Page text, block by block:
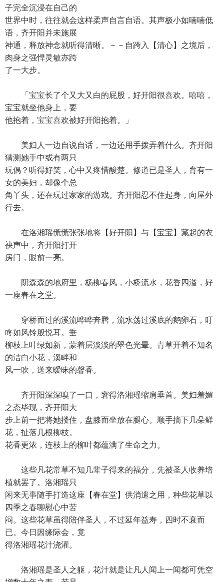
子完全沉浸在自己的
世界中时，往往就会这样柔声自言自语。其声极小如喃喃低
语，齐开阳并未施展
神通，释放神念就听得清晰。－－自跨入【清心】之境后，
肉身之强悍灵敏亦跨
了一大步。
「宝宝长了个又大又白的屁股，好开阳很喜欢。嘻嘻，
宝宝就坐他身上，要
他抱着，宝宝喜欢被好开阳抱着。」
美妇人一边自说自话，一边还用手拨弄着什么。齐开阳
猜测她手中或有两只
玩偶？听得好笑，心中又疼惜酸楚。修道已是圣人，育有一
女的美妇，却像个总
角丫头，还在玩过家家的游戏。齐开阳忍不住起身，向屋外
行去。
在洛湘瑶慌慌张张地将【好开阳】与【宝宝】藏起的衣
袂声中，齐开阳打开
房门，眼前一亮。
阴森森的地府里，杨柳春风，小桥流水，花香四溢，好
一座春在之堂。
穿桥而过的溪流哗哗奔腾，流水荡过溪底的鹅卵石，叮
咚如风铃般悦耳。垂
柳枝上叶绿如新，蒙着层淡淡的翠色光晕。青草开着不知名
的洁白小花，溪畔和
风一吹，送来暧昧的馨香。
齐开阳深深嗅了一口，窘得洛湘瑶缩肩垂首。美妇羞媚
之态毕现，齐开阳大
步上前一把将她搂住，盘膝而坐放在腿心。顺手摘下几朵鲜
花，扯落几根柳枝。
花香更浓，连枝上的柳叶都蕴满了生命之力。
这些凡花常草不知几辈子得来的福分，先被圣人收养培
植就罢了。洛湘瑶只
闲来无事随手打造这座【春在堂】供消遣之用，种些花草以
四季之春聊慰心中苦
闷。这些花草虽得陪伴圣人，不过延年益寿，四时不衰而
已。今日因缘际会，竟
得洛湘瑶花汁浇灌。
洛湘瑶是圣人之躯，花汁就是让凡人闻上一闻都可凭空